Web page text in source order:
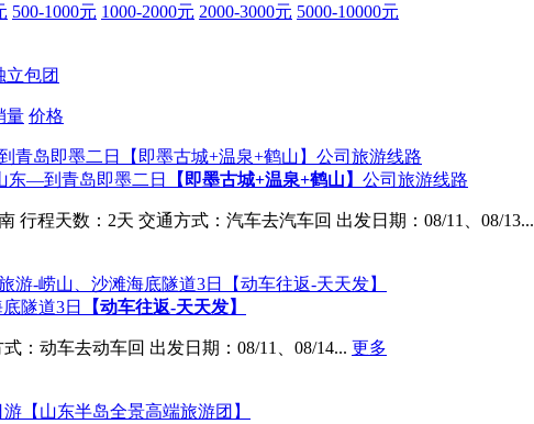
500-1000元 1000-2000元 2000-3000元 5000-10000元
立包团
量 价格
东—到青岛即墨二日 【即墨古城+温泉+鹤山】 公司旅游线路
行程天数：2天 交通方式：汽车去汽车回 出发日期：08/11、08/13...
隧道3日 【动车往返-天天发】
：动车去动车回 出发日期：08/11、08/14... 更多